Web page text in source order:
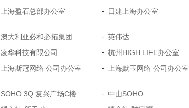
上海盈石总部办公室 - 日建上海办公室
澳大利亚必和必拓集团 - 英伟达
凌华科技有限公司 - 杭州HIGH LIFE办公室
上海斯冠网络 公司办公室 - 上海默玉网络 公司办公室
SOHO 3Q 复兴广场C楼 - 中山SOHO